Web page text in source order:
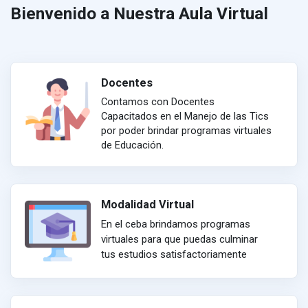
Bienvenido a Nuestra Aula Virtual
Docentes
Contamos con Docentes
Capacitados en el Manejo de las Tics
por poder brindar programas virtuales
de Educación.
Modalidad Virtual
En el ceba brindamos programas
virtuales para que puedas culminar
tus estudios satisfactoriamente